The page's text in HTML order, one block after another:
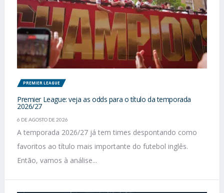
PREMIER LEAGUE
Premier League: veja as odds para o título da temporada
2026/27
6 DE AGOSTO DE 2026
A temporada 2026/27 já tem times despontando como
favoritos ao título mais importante do futebol inglês.
Então, vamos à análise...